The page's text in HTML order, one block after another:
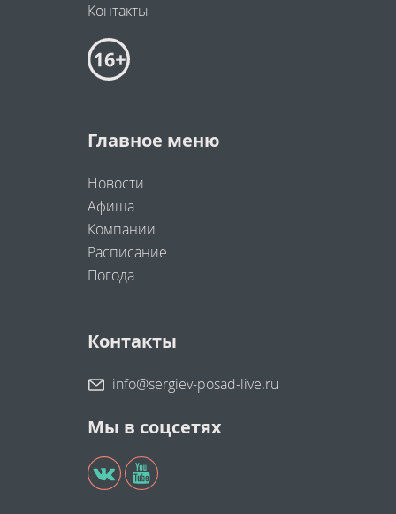
Контакты
Главное меню
Новости
Афиша
Компании
Расписание
Погода
Контакты
info@sergiev-posad-live.ru
Мы в соцсетях